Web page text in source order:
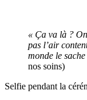
« Ça va là ?
pas l’air
monde le sache
nos soins)
Selfie pendant la